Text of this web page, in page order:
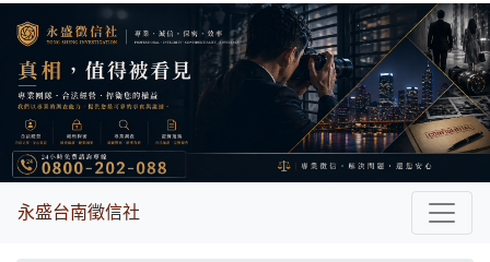
永盛台南徵信社